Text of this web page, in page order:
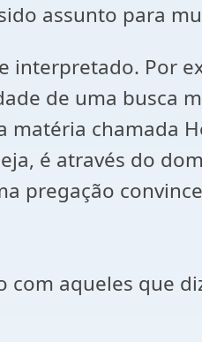
assunto para
interpretado. Por
de uma busca
chamada
é através do
pregação
aqueles que